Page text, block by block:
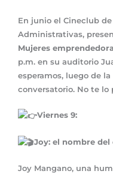
En junio el Cineclub
Administrativas,
Mujeres
p.m. en su auditorio
esperamos, luego de
conversatorio. No te lo
Viernes 9:
Joy: el nombre del
Joy Mangano, una